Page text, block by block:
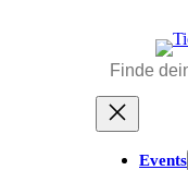
Suchen
Events
Tickets kaufen